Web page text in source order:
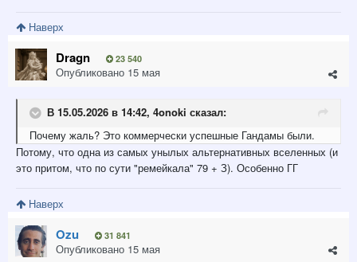
Наверх
Dragn 23 540
Опубликовано 15 мая
В 15.05.2026 в 14:42, 4onoki сказал:
Почему жаль? Это коммерчески успешные Гандамы были.
Потому, что одна из самых унылых альтернативных вселенных (и
это притом, что по сути "ремейкала" 79 + З). Особенно ГГ
Наверх
Ozu 31 841
Опубликовано 15 мая